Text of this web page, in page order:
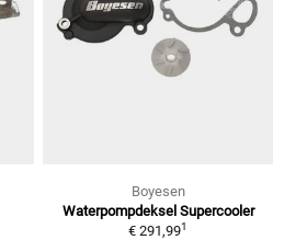
Boyesen
Waterpompdeksel Supercooler
€ 291,991